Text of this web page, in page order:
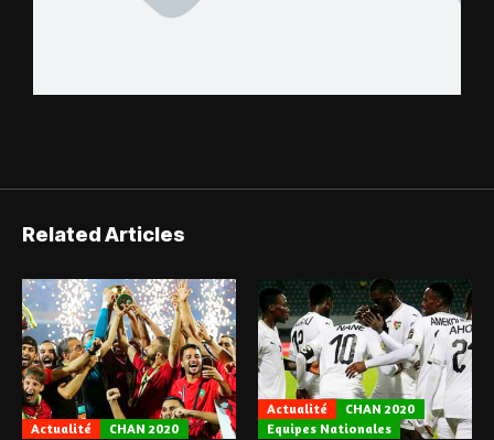
Related Articles
Actualité CHAN 2020
Actualité
CHAN 2020
Equipes Nationales